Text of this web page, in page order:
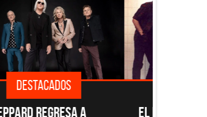
DESTACADOS
EL DOCUMENTAL DE LOS